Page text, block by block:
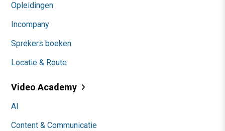
Opleidingen
Incompany
Sprekers boeken
Locatie & Route
Video Academy
AI
Content & Communicatie